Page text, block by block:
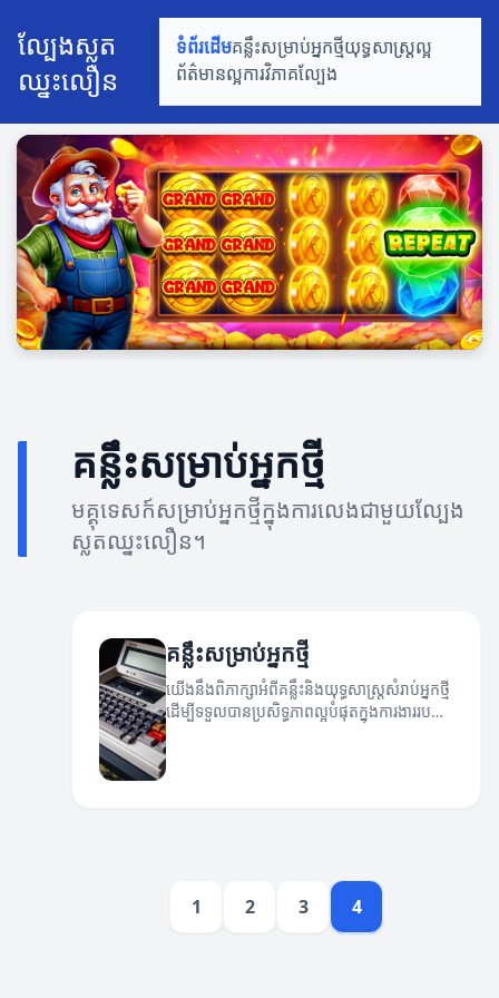
ល្បែងស្លត
ឈ្នះលឿន
ទំព័រដើមគន្លឹះសម្រាប់អ្នកថ្មីយុទ្ធសាស្ត្រល្អ
ព័ត៌មានល្អការវិភាគល្បែង
គន្លឹះសម្រាប់អ្នកថ្មី
មគ្គុទេសក៍សម្រាប់អ្នកថ្មីក្នុងការលេងជាមួយល្បែង
ស្លតឈ្នះលឿន។
គន្លឹះសម្រាប់អ្នកថ្មី
យើងនឹងពិភាក្សាអំពីគន្លឹះនិងយុទ្ធសាស្រ្តសំរាប់អ្នកថ្មី
ដើម្បីទទួលបានប្រសិទ្ធភាពល្អបំផុតក្នុងការងាររបស់
1 2 3 4